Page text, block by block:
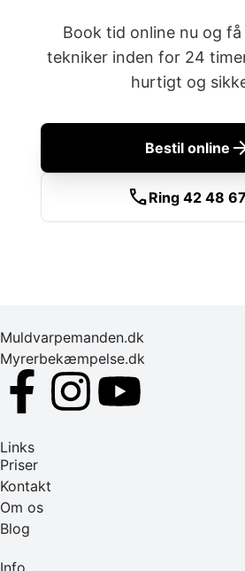
Book tid online nu og
tekniker inden for 24
hurtigt og
Bestil online
callRing 42 48
Muldvarpemanden.dk
Myrerbekæmpelse.dk
Links
Priser
Kontakt
Om os
Blog
Info